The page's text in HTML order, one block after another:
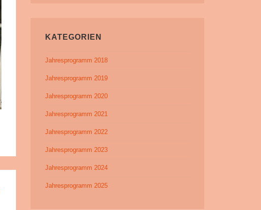
KATEGORIEN
Jahresprogramm 2018
Jahresprogramm 2019
Jahresprogramm 2020
Jahresprogramm 2021
Jahresprogramm 2022
Jahresprogramm 2023
Jahresprogramm 2024
Jahresprogramm 2025